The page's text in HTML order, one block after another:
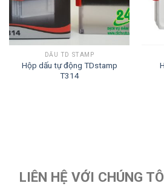
DẤU TD STAMP
Hộp dấu tự động TDstamp
T314
LIÊN HỆ VỚI CHÚNG